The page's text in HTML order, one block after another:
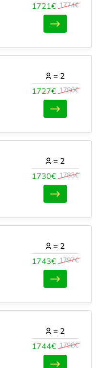
1721€ 1774€
1727€ 1780€
= 2
1730€ 1783€
= 2
1743€ 1797€
= 2
1744€ 1798€
= 2